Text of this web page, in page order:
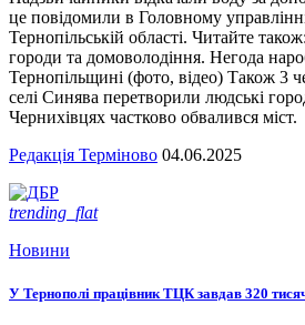
це повідомили в Головному
Тернопільській області. Читайте
городи та домоволодіння. Негода
Тернопільщині (фото, відео) Також 3
селі Синява перетворили людські
Чернихівцях частково обвалився міст.
Редакція Терміново 04.06.2025
trending_flat
Новини
У Тернополі працівник ТЦК завдав 320